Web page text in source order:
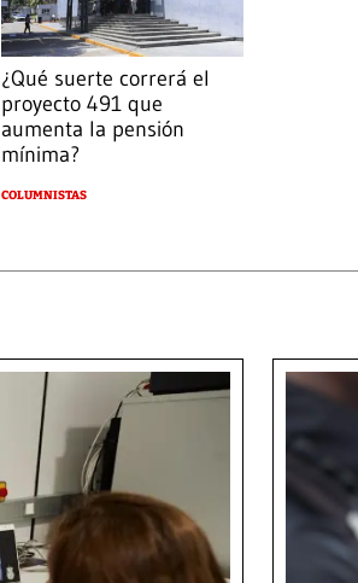
¿Qué suerte correrá el
proyecto 491 que
aumenta la pensión
mínima?
COLUMNISTAS